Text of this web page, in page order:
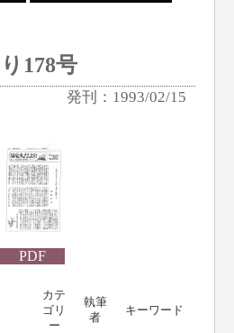
178号
発刊：1993/02/15
PDF
カテ
ゴリ
ー
執筆
者
キーワード